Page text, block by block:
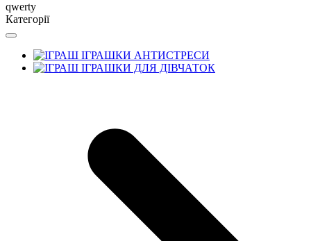
qwerty
Категорії
ІГРАШКИ АНТИСТРЕСИ
ІГРАШКИ ДЛЯ ДІВЧАТОК